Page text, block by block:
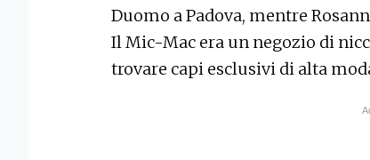
Duomo a Padova, mentre
Il Mic-Mac era un negozio di
trovare capi esclusivi di alta